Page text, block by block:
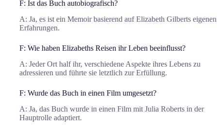
F: Ist das Buch autobiografisch?
A: Ja, es ist ein Memoir basierend auf Elizabeth Gilberts eigenen
Erfahrungen.
F: Wie haben Elizabeths Reisen ihr Leben beeinflusst?
A: Jeder Ort half ihr, verschiedene Aspekte ihres Lebens zu
adressieren und führte sie letztlich zur Erfüllung.
F: Wurde das Buch in einen Film umgesetzt?
A: Ja, das Buch wurde in einen Film mit Julia Roberts in der
Hauptrolle adaptiert.